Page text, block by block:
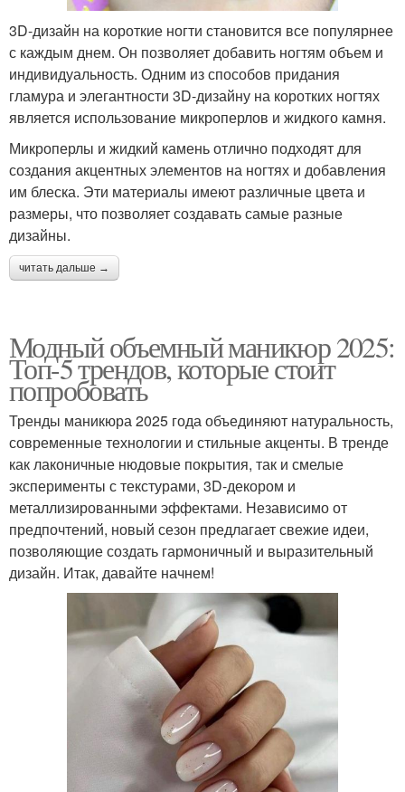
3D-дизайн на короткие ногти становится все популярнее
с каждым днем. Он позволяет добавить ногтям объем и
индивидуальность. Одним из способов придания
гламура и элегантности 3D-дизайну на коротких ногтях
является использование микроперлов и жидкого камня.
Микроперлы и жидкий камень отлично подходят для
создания акцентных элементов на ногтях и добавления
им блеска. Эти материалы имеют различные цвета и
размеры, что позволяет создавать самые разные
дизайны.
читать дальше →
Модный объемный маникюр 2025:
Топ-5 трендов, которые стоит
попробовать
Тренды маникюра 2025 года объединяют натуральность,
современные технологии и стильные акценты. В тренде
как лаконичные нюдовые покрытия, так и смелые
эксперименты с текстурами, 3D-декором и
металлизированными эффектами. Независимо от
предпочтений, новый сезон предлагает свежие идеи,
позволяющие создать гармоничный и выразительный
дизайн. Итак, давайте начнем!